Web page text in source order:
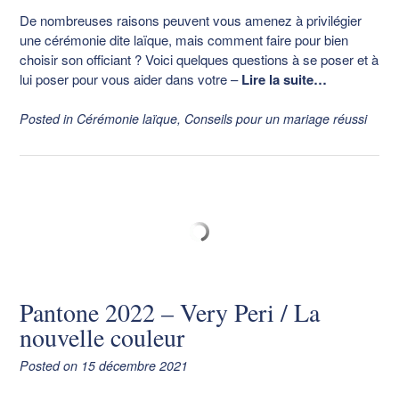
De nombreuses raisons peuvent vous amenez à privilégier
une cérémonie dite laïque, mais comment faire pour bien
choisir son officiant ? Voici quelques questions à se poser et à
lui poser pour vous aider dans votre–Lire la suite…
Posted in Cérémonie laïque, Conseils pour un mariage réussi
Pantone 2022 – Very Peri / La
nouvelle couleur
Posted on 15 décembre 2021